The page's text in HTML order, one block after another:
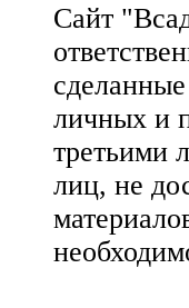
Сайт
личных и
третьими
лиц, не